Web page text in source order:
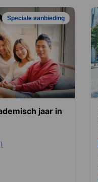
Speciale aanbieding
jaar in